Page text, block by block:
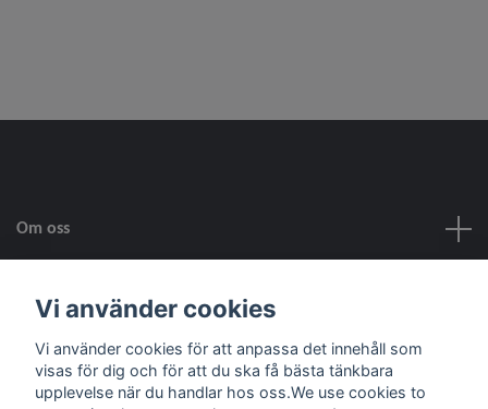
Om oss
Fotmeny
Vi använder cookies
Vi använder cookies för att anpassa det innehåll som
visas för dig och för att du ska få bästa tänkbara
upplevelse när du handlar hos oss.We use cookies to